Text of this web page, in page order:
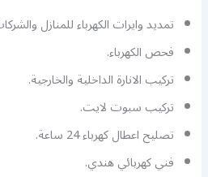
تمديد وايرات الكهرباء للمنازل
فحص الكهرباء.
تركيب الانارة الداخلية والخارجية.
تركيب سبوت لايت.
تصليح اعطال كهرباء 24 ساعة.
فني كهربائي هندي.